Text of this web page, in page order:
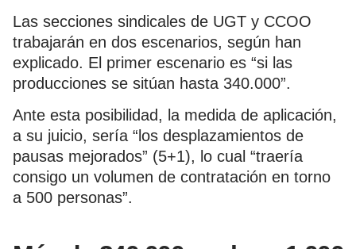
Las secciones sindicales de UGT y CCOO
trabajarán en dos escenarios, según han
explicado. El primer escenario es “si las
producciones se sitúan hasta 340.000”.
Ante esta posibilidad, la medida de aplicación,
a su juicio, sería “los desplazamientos de
pausas mejorados” (5+1), lo cual “traería
consigo un volumen de contratación en torno
a 500 personas”.